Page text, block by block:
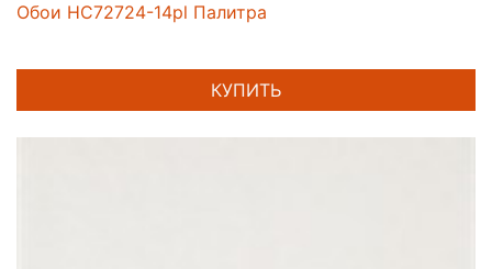
Обои HC72724-14pl Палитра
КУПИТЬ